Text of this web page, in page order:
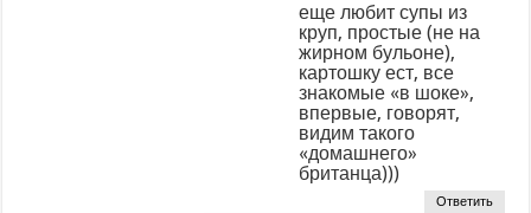
еще любит супы из
круп, простые (не на
жирном бульоне),
картошку ест, все
знакомые «в шоке»,
впервые, говорят,
видим такого
«домашнего»
британца)))
Ответить